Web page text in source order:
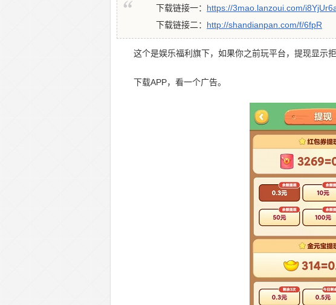
下载链接一： https://3mao.lanzoui.com/
下载链接二： http://shandianpan.com/f/6fpR
这个是娱乐福利旗下，如果你之前玩平台，提现显示
下载APP，看一个广告。